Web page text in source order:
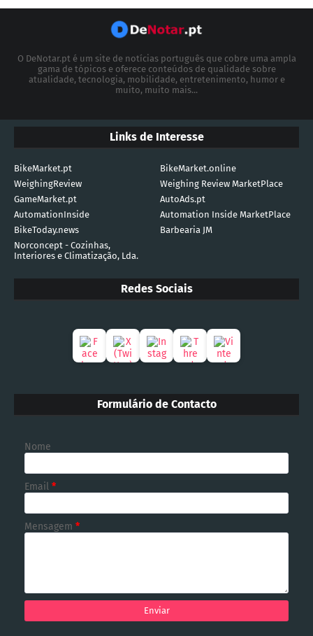
O DeNotar.pt é um site de notícias português que cobre uma ampla
gama de tópicos e oferece conteúdos de qualidade sobre
atualidade, tecnologia, mobilidade, entretenimento, humor e
muito, muito mais...
Links de Interesse
BikeMarket.pt
BikeMarket.online
WeighingReview
Weighing Review MarketPlace
GameMarket.pt
AutoAds.pt
AutomationInside
Automation Inside MarketPlace
BikeToday.news
Barbearia JM
Norconcept - Cozinhas,
Interiores e Climatização, Lda.
Redes Sociais
Formulário de Contacto
Nome
Email *
Mensagem *